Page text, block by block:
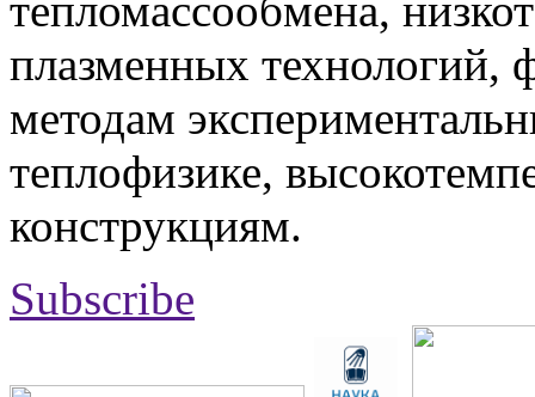
тепломассообмена,
плазменных технологий,
методам
теплофизике,
конструкциям.
Subscribe